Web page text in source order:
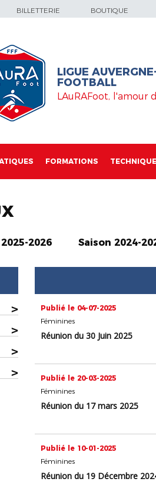
BILLETTERIE BOUTIQUE
LIGUE
FOOTBALL
LAuRAFoot, l'amour
FORMATIONS TECHNIQUE
2026 Saison 2024-
>
>
>
>
Publié le 04-07-2025
Féminines
Réunion du 30 Juin 2025
Publié le 20-03-2025
Féminines
Réunion du 17 mars 2025
Publié le 10-01-2025
Féminines
Réunion du 19 Décembre